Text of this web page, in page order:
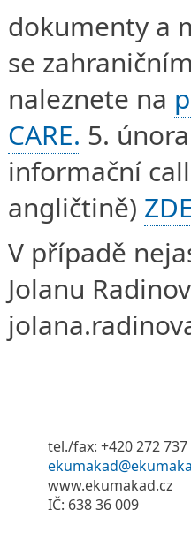
dokumenty a
se
naleznete na
CARE. 5.
informační
angličtině)
V případě
Jolanu
tel./fax: +420 272 737
www.ekumakad.cz
IČ: 638 36 009